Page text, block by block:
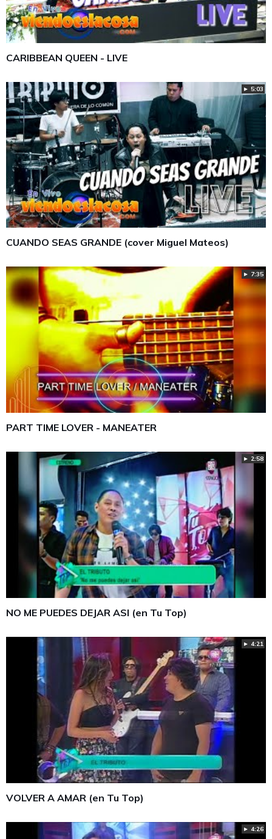
CARIBBEAN QUEEN - LIVE
► 5:03
CUANDO SEAS GRANDE (cover Miguel Mateos)
► 7:35
PART TIME LOVER - MANEATER
► 2:58
NO ME PUEDES DEJAR ASI (en Tu Top)
► 4:21
VOLVER A AMAR (en Tu Top)
► 4:26